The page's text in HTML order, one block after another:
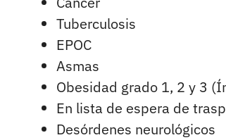
Tuberculosis
EPOC
Asmas
Obesidad grado 1, 2 y 3
En lista de espera de
Desórdenes neurológicos